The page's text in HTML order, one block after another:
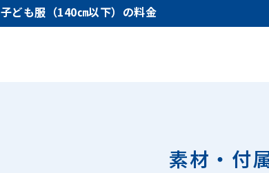
子ども服（140㎝以下）の料金
素材・付